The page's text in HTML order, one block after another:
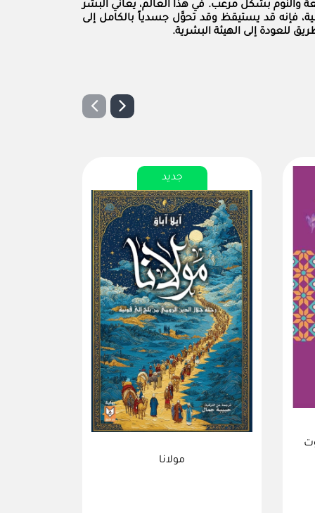
والنوم بشكل مرعب. في هذا العالم، يعاني البشر
فإنه قد يستيقظ وقد تحوَّل جسدياً بالكامل إلى
للعودة إلى الهيئة البشرية.
جديد
مولانا